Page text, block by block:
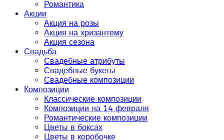
Романтика
Акции
Акция на розы
Акция на хризантему
Акция сезона
Свадьба
Свадебные атрибуты
Свадебные букеты
Свадебные композиции
Композиции
Классические композиции
Композиции на 14 февраля
Романтические композиции
Цветы в боксах
Цветы в коробочке